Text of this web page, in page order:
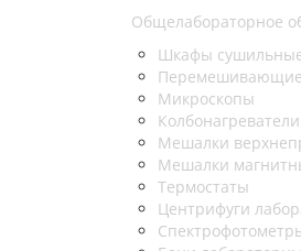
Общелабораторное
Шкафы
Перемешивающие
Микроскопы
Колбонагреватели
Мешалки
Мешалки
Термостаты
Центрифуги